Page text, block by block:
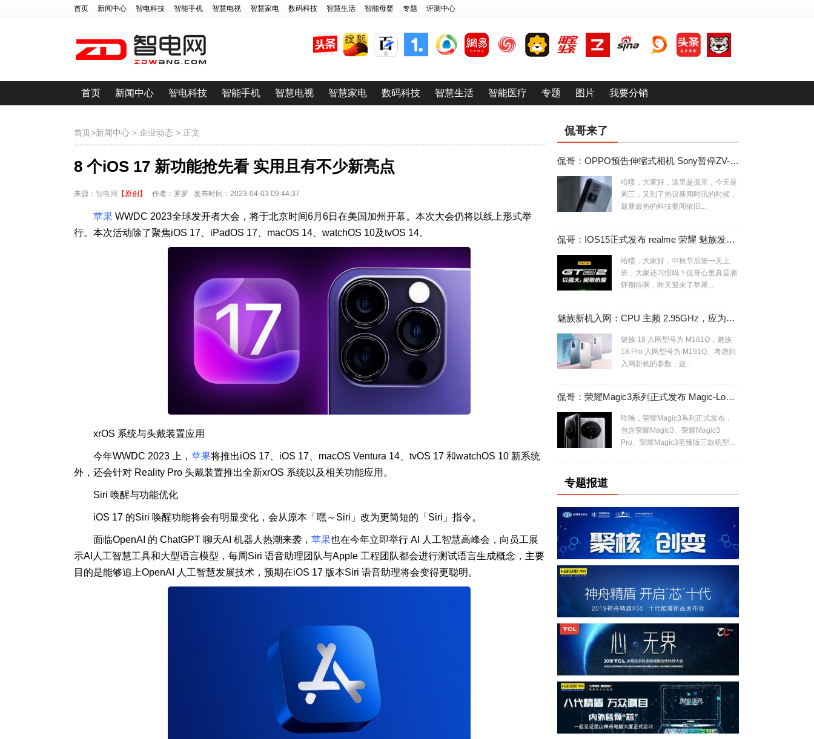
首页 新闻中心 智电科技 智能手机 智慧电视 智慧家电 数码科技 智慧生活 智能母婴 专题 评测中心
首页 新闻中心 智电科技 智能手机 智慧电视 智慧家电 数码科技 智慧生活 智能医疗 专题 图片 我要分销
首页>新闻中心 > 企业动态 > 正文
8 个iOS 17 新功能抢先看 实用且有不少新亮点
来源： 智电网 【原创】 作者：罗罗 发布时间：2023-04-03 09:44:37
苹果 WWDC 2023全球发开者大会，将于北京时间6月6日在美国加州开幕。本次大会仍将以线上形式举
行。本次活动除了聚焦iOS 17、iPadOS 17、macOS 14、watchOS 10及tvOS 14。
xrOS 系统与头戴装置应用
今年WWDC 2023 上， 苹果将推出iOS 17、iOS 17、macOS Ventura 14、tvOS 17 和watchOS 10 新系统
外，还会针对 Reality Pro 头戴装置推出全新xrOS 系统以及相关功能应用。
Siri 唤醒与功能优化
iOS 17 的Siri 唤醒功能将会有明显变化，会从原本「嘿～Siri」改为更简短的「Siri」指令。
面临OpenAI 的 ChatGPT 聊天AI 机器人热潮来袭， 苹果也在今年立即举行 AI 人工智慧高峰会，向员工展
示AI人工智慧工具和大型语言模型，每周Siri 语音助理团队与Apple 工程团队都会进行测试语言生成概念，主要
目的是能够追上OpenAI 人工智慧发展技术，预期在iOS 17 版本Siri 语音助理将会变得更聪明。
侃哥来了
侃哥：OPPO预告伸缩式相机 Sony暂停ZV-E10相机生产
哈喽，大家好，这里是侃哥，今天是
周三，又到了热议新闻时讯的时候，
最新最热的科技要闻依旧...
侃哥：IOS15正式发布 realme 荣耀 魅族发布会撞车
哈喽，大家好，中秋节后第一天上
班，大家还习惯吗？侃哥心里真是满
怀期待啊，昨天迎来了苹果...
魅族新机入网：CPU 主频 2.95GHz，应为魅族 18/Pro 换芯版
魅族 18 入网型号为 M181Q，魅族
18 Pro 入网型号为 M191Q。考虑到
入网新机的参数，这...
侃哥：荣耀Magic3系列正式发布 Magic-Log有专业内味了
昨晚，荣耀Magic3系列正式发布，
包含荣耀Magic3、荣耀Magic3
Pro、荣耀Magic3至臻版三款机型...
专题报道